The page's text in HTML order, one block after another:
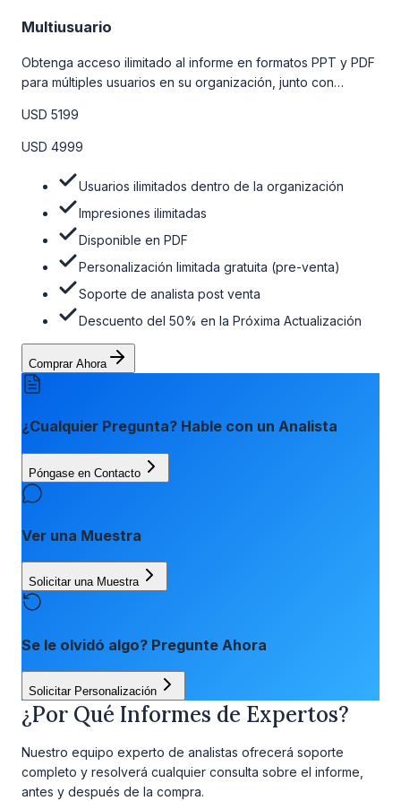
Multiusuario
Obtenga acceso ilimitado al informe en formatos PPT y PDF
para múltiples usuarios en su organización, junto con
venta, el soporte post-venta de nuestros analistas y una
opción de actualización gratuita del informe dentro de 180
la tabla de precios a continuación.
USD 5199
USD 4999
Usuarios ilimitados dentro de la organización
Impresiones ilimitadas
Disponible en PDF
Personalización limitada gratuita (pre-venta)
Soporte de analista post venta
Descuento del 50% en la Próxima Actualización
Comprar Ahora
¿Cualquier Pregunta? Hable con un Analista
Póngase en Contacto
Ver una Muestra
Solicitar una Muestra
Se le olvidó algo? Pregunte Ahora
Solicitar Personalización
¿Por Qué Informes de Expertos?
Nuestro equipo experto de analistas ofrecerá soporte
completo y resolverá cualquier consulta sobre el informe,
antes y después de la compra.